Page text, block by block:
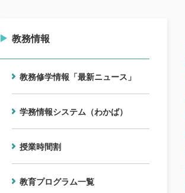
教務情報
教務修学情報「最新ニュース」
学務情報システム（わかば）
授業時間割
教育プログラム一覧